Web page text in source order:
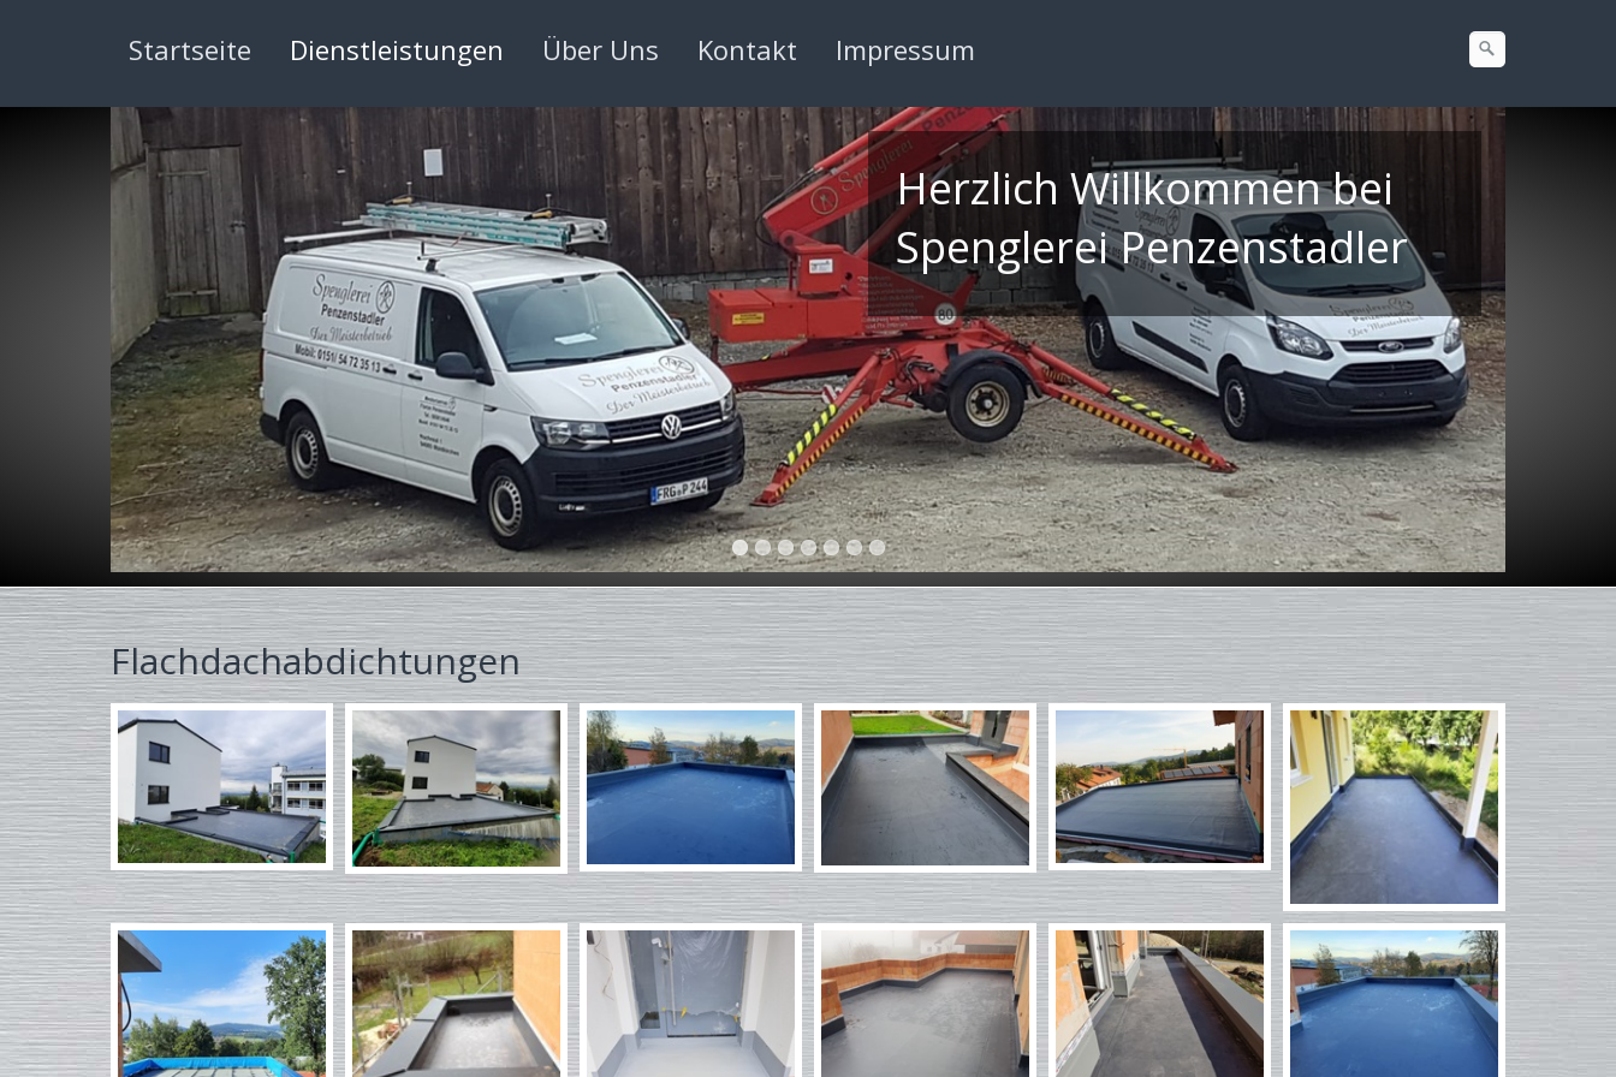
Startseite Dienstleistungen Über Uns Kontakt Impressum
Herzlich Willkommen bei
Spenglerei Penzenstadler
Flachdachabdichtungen